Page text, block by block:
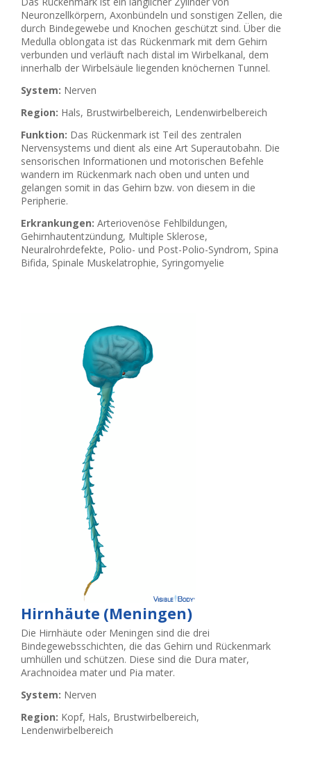
Neuronzellkörpern, Axonbündeln und sonstigen Zellen, die
durch Bindegewebe und Knochen geschützt sind. Über die
Medulla oblongata ist das Rückenmark mit dem Gehirn
verbunden und verläuft nach distal im Wirbelkanal, dem
innerhalb der Wirbelsäule liegenden knöchernen Tunnel.
System: Nerven
Region: Hals, Brustwirbelbereich, Lendenwirbelbereich
Funktion: Das Rückenmark ist Teil des zentralen
Nervensystems und dient als eine Art Superautobahn. Die
sensorischen Informationen und motorischen Befehle
wandern im Rückenmark nach oben und unten und
gelangen somit in das Gehirn bzw. von diesem in die
Peripherie.
Erkrankungen: Arteriovenöse Fehlbildungen,
Gehirnhautentzündung, Multiple Sklerose,
Neuralrohrdefekte, Polio- und Post-Polio-Syndrom, Spina
Bifida, Spinale Muskelatrophie, Syringomyelie
Hirnhäute (Meningen)
Die Hirnhäute oder Meningen sind die drei
Bindegewebsschichten, die das Gehirn und Rückenmark
umhüllen und schützen. Diese sind die Dura mater,
Arachnoidea mater und Pia mater.
System: Nerven
Region: Kopf, Hals, Brustwirbelbereich,
Lendenwirbelbereich